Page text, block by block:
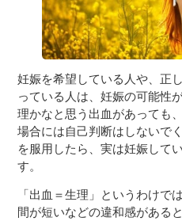
妊娠を希望している人や、正
っている人は、妊娠の可能性
理かなと思う出血があっても
場合には自己判断はしないで
を服用したら、実は妊娠して
す。
「出血＝生理」というわけで
間が短いなどの違和感がある